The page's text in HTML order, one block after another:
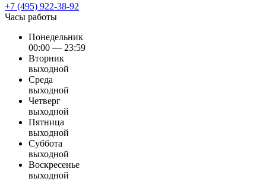
+7 (495) 922-38-92
Часы работы
Понедельник
00:00 — 23:59
Вторник
выходной
Среда
выходной
Четверг
выходной
Пятница
выходной
Суббота
выходной
Воскресенье
выходной